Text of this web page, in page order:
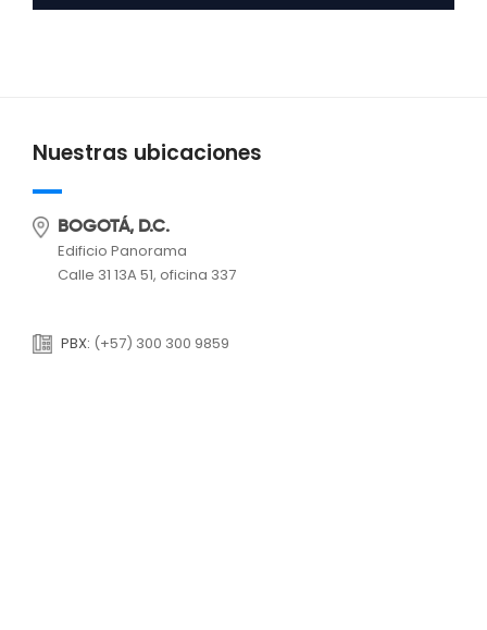
Nuestras ubicaciones
BOGOTÁ, D.C.
Edificio Panorama
Calle 31 13A 51, oficina 337
PBX: (+57) 300 300 9859